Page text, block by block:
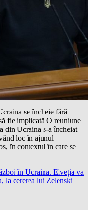
se încheie fără
fie implicată O reuniune
din Ucraina s-a încheiat
loc în ajunul
în contextul în care se
în Ucraina. Elveția va
la cererea lui Zelenski